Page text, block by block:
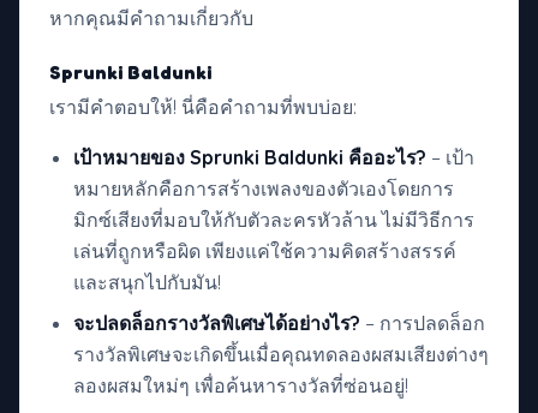
หากคุณมีคำถามเกี่ยวกับ
Sprunki Baldunki
เรามีคำตอบให้! นี่คือคำถามที่พบบ่อย:
เป้าหมายของ Sprunki Baldunki คืออะไร? – เป้า
หมายหลักคือการสร้างเพลงของตัวเองโดยการ
มิกซ์เสียงที่มอบให้กับตัวละครหัวล้าน ไม่มีวิธีการ
เล่นที่ถูกหรือผิด เพียงแค่ใช้ความคิดสร้างสรรค์
และสนุกไปกับมัน!
จะปลดล็อกรางวัลพิเศษได้อย่างไร? – การปลดล็อก
รางวัลพิเศษจะเกิดขึ้นเมื่อคุณทดลองผสมเสียงต่างๆ
ลองผสมใหม่ๆ เพื่อค้นหารางวัลที่ซ่อนอยู่!